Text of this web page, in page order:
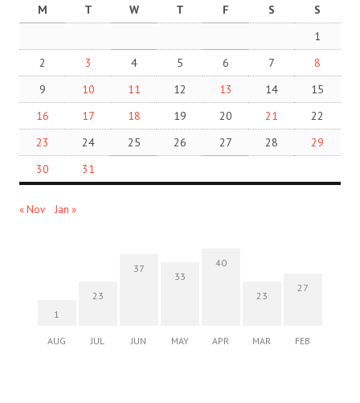
M T W T F S
S
1
2
3 4 5 6 7
8
9
10 11 12 13 14
15
16
17 18 19 20 21
22
23
24 25 26 27 28
29
30
31
« Nov Jan »
1
AUG
23
JUL
37
JUN
33
MAY
40
APR
23
MAR
27
FEB